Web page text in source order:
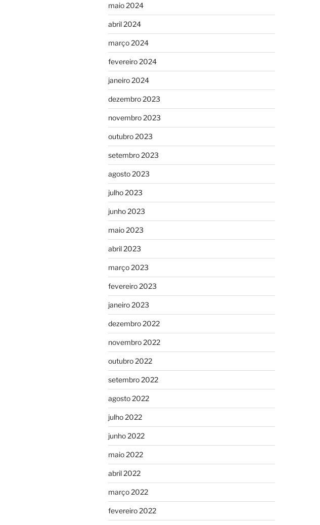
maio 2024
abril 2024
março 2024
fevereiro 2024
janeiro 2024
dezembro 2023
novembro 2023
outubro 2023
setembro 2023
agosto 2023
julho 2023
junho 2023
maio 2023
abril 2023
março 2023
fevereiro 2023
janeiro 2023
dezembro 2022
novembro 2022
outubro 2022
setembro 2022
agosto 2022
julho 2022
junho 2022
maio 2022
abril 2022
março 2022
fevereiro 2022